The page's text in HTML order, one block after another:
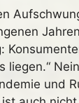
liegen.“
und